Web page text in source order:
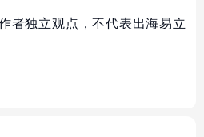
者独立观点，不代表出海易立